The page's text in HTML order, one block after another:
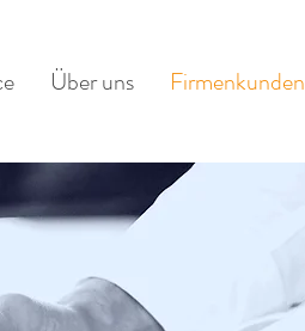
Über uns Firmenkunden